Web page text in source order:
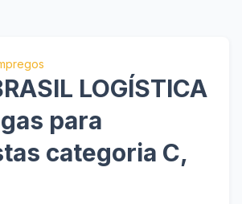
LOGÍSTICA
para
categoria C,